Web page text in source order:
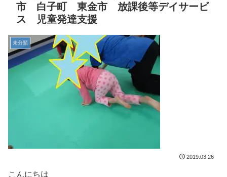
市 白子町 東金市 放課後等デイサービ
ス 児童発達支援
未分類
2019.03.26
こんにちは